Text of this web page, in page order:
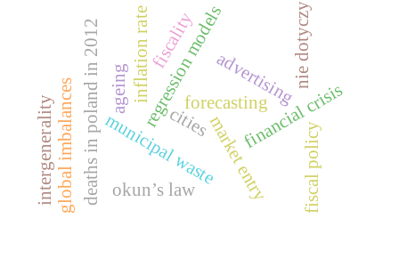
forecasting
municipal waste
regression models
cities
deaths in poland in 2012 market entry
advertising
global imbalances financial crisis
inflation rate
okun’s law
nie dotyczy
ageing
intergenerality
fiscality
fiscal policy